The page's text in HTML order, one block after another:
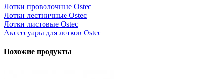
Лотки проволочные Ostec
Лотки лестничные Ostec
Лотки листовые Ostec
Аксессуары для лотков Ostec
Похожие продукты